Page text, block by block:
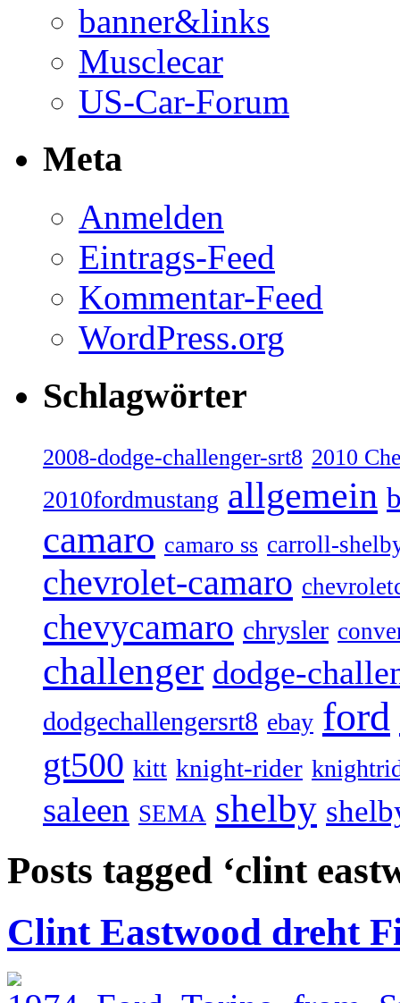
banner&links
Musclecar
US-Car-Forum
Meta
Anmelden
Eintrags-Feed
Kommentar-Feed
WordPress.org
Schlagwörter
2008-dodge-challenger-srt8 2010
2010fordmustang allgemein
camaro camaro ss carroll-
chevrolet-camaro
chevycamaro chrysler
challenger dodge-
dodgechallengersrt8 ebay ford
gt500 kitt knight-rider
saleen SEMA shelby
Posts tagged ‘clint
Clint Eastwood dreht